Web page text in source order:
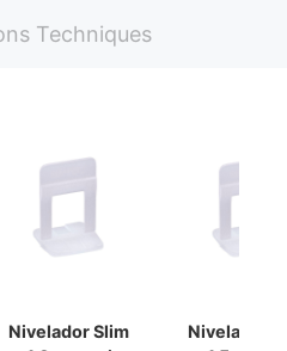
Techniques
Nivelador Slim
Nivelador